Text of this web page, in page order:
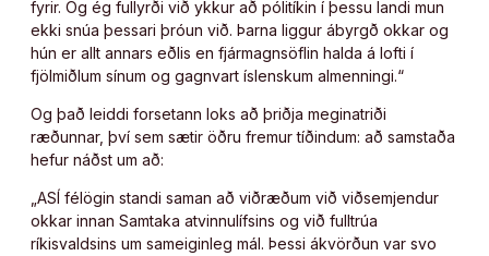
fyrir. Og ég fullyrði við ykkur að pólitíkin í þessu landi mun
ekki snúa þessari þróun við. Þarna liggur ábyrgð okkar og
hún er allt annars eðlis en fjármagnsöflin halda á lofti í
fjölmiðlum sínum og gagnvart íslenskum almenningi.“
Og það leiddi forsetann loks að þriðja meginatriði
ræðunnar, því sem sætir öðru fremur tíðindum: að samstaða
hefur náðst um að:
„ASÍ félögin standi saman að viðræðum við viðsemjendur
okkar innan Samtaka atvinnulífsins og við fulltrúa
ríkisvaldsins um sameiginleg mál. Þessi ákvörðun var svo